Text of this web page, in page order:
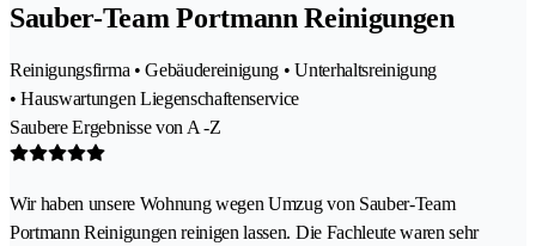
Sauber-Team Portmann Reinigungen
Reinigungsfirma • Gebäudereinigung • Unterhaltsreinigung
• Hauswartungen Liegenschaftenservice
Saubere Ergebnisse von A -Z
Wir haben unsere Wohnung wegen Umzug von Sauber-Team
Portmann Reinigungen reinigen lassen. Die Fachleute waren sehr